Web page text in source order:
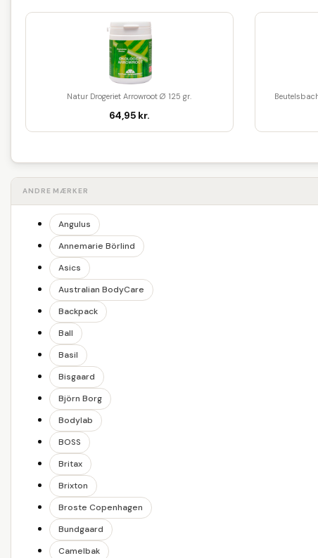
Natur Drogeriet Arrowroot Ø 125 gr.
64,95 kr.
ANDRE MÆRKER
Angulus
Annemarie Börlind
Asics
Australian BodyCare
Backpack
Ball
Basil
Bisgaard
Björn Borg
Bodylab
BOSS
Britax
Brixton
Broste Copenhagen
Bundgaard
Camelbak